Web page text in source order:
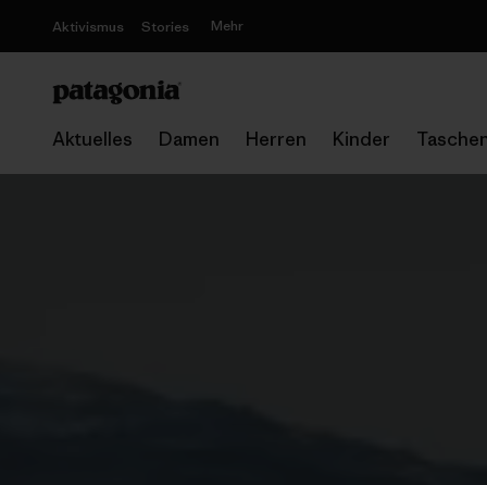
Aktivismus Stories Mehr
Aktuelles Damen Herren Kinder